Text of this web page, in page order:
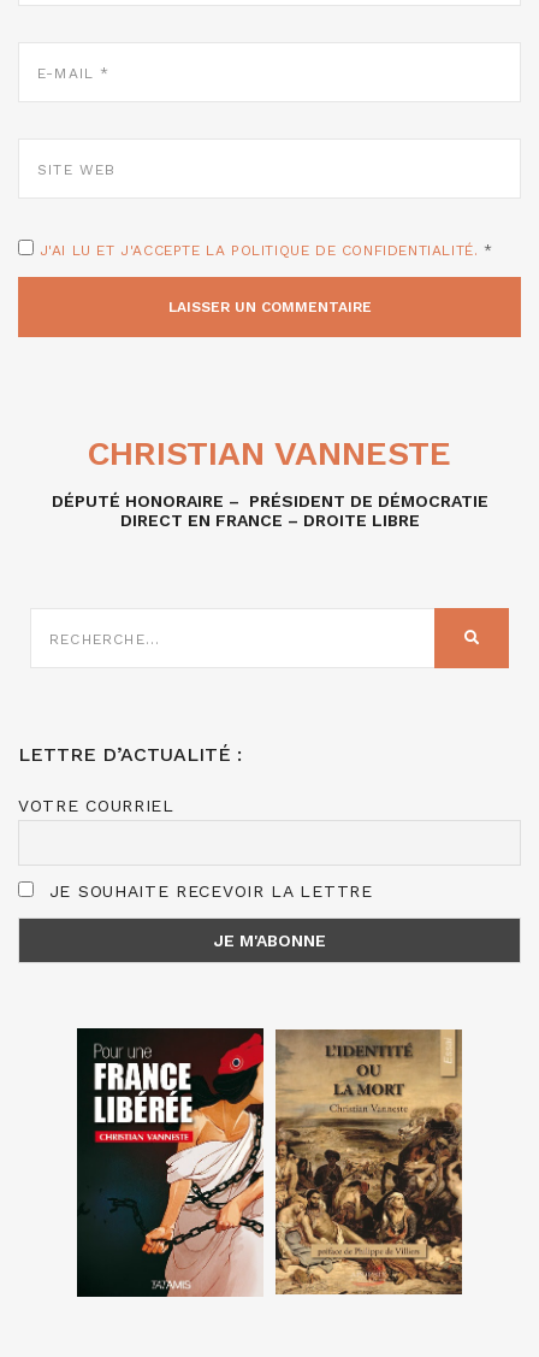
MAIL
WEB
J'AI LU ET J'ACCEPTE LA POLITIQUE DE CONFIDENTIALITÉ. *
CHRISTIAN VANNESTE
DÉPUTÉ HONORAIRE – PRÉSIDENT DE DÉMOCRATIE
DIRECT EN FRANCE – DROITE LIBRE
SUR
LETTRE D’ACTUALITÉ :
VOTRE COURRIEL
JE SOUHAITE RECEVOIR LA LETTRE